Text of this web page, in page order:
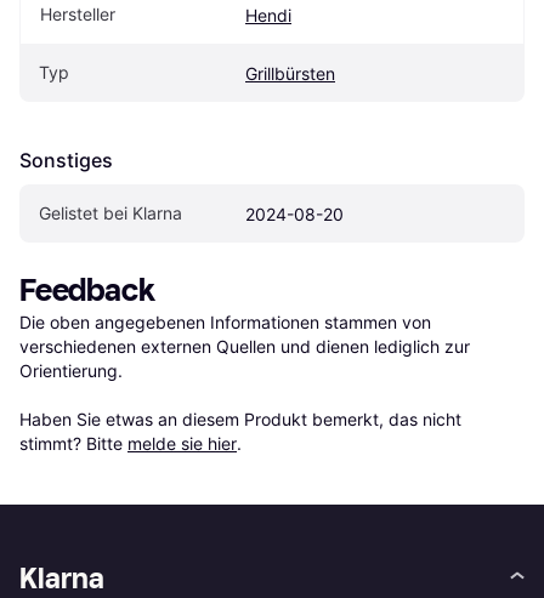
Hersteller Hendi
Typ Grillbürsten
Sonstiges
Gelistet bei Klarna 2024-08-20
Feedback
Die oben angegebenen Informationen stammen von
verschiedenen externen Quellen und dienen lediglich zur
Orientierung.
Haben Sie etwas an diesem Produkt bemerkt, das nicht
stimmt? Bitte melde sie hier.
Klarna